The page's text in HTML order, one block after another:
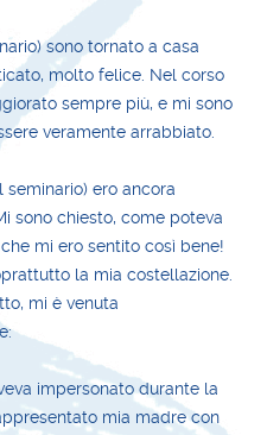
sono tornato a casa
molto felice. Nel corso
sempre più, e mi sono
veramente arrabbiato.
ero ancora
sono chiesto, come poteva
mi ero sentito così bene!
la mia costellazione.
mi è venuta
impersonato durante la
mia madre con